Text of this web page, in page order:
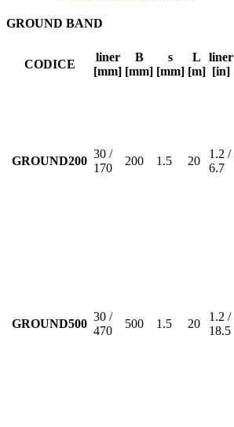
GROUND BAND
CODICE
liner
[mm]
B
[mm]
s
[mm]
L
[m]
liner
[in]
GROUND200
30 /
170
200 1.5 20
1.2 /
6.7
GROUND500
30 /
470
500 1.5 20
1.2 /
18.5